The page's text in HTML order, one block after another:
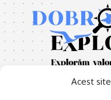
Acest